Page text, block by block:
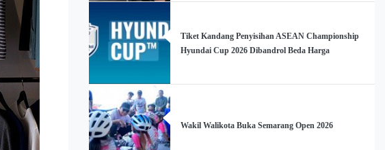
Tiket Kandang Penyisihan ASEAN Championship
Hyundai Cup 2026 Dibandrol Beda Harga
Wakil Walikota Buka Semarang Open 2026